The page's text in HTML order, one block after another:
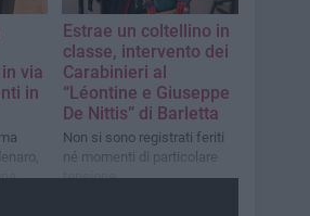
via
in
Estrae un coltellino in
classe, intervento dei
Carabinieri al
“Léontine e Giuseppe
De Nittis” di Barletta
Non si sono registrati feriti
né momenti di particolare
tensione